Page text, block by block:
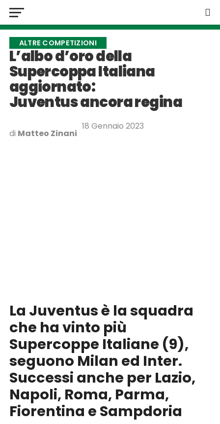
ALTRE COMPETIZIONI
L’albo d’oro della
Supercoppa Italiana
aggiornato:
Juventus ancora regina
di Matteo Zinani
18 Gennaio 2023
La Juventus è la squadra
che ha vinto più
Supercoppe Italiane (9),
seguono Milan ed Inter.
Successi anche per Lazio,
Napoli, Roma, Parma,
Fiorentina e Sampdoria